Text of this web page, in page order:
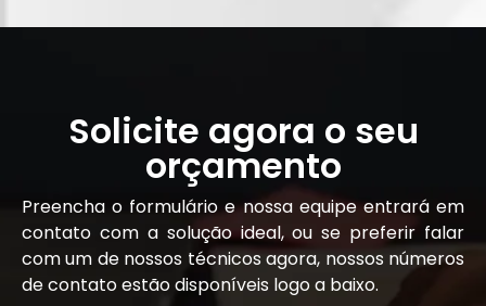
Solicite agora o seu
orçamento
Preencha o formulário e nossa equipe entrará em
contato com a solução ideal, ou se preferir falar
com um de nossos técnicos agora, nossos números
de contato estão disponíveis logo a baixo.